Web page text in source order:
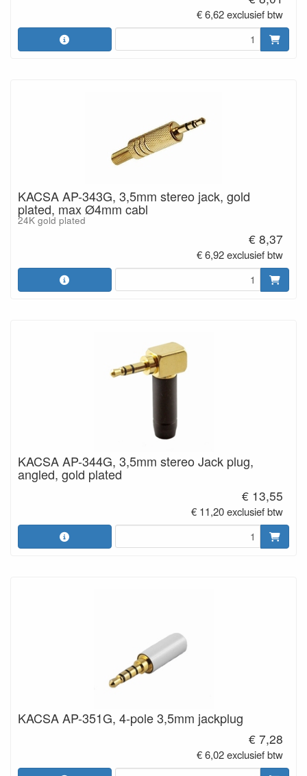
€ 6,62 exclusief btw
KACSA AP-343G, 3,5mm stereo jack, gold
plated, max Ø4mm cabl
24K gold plated
€ 8,37
€ 6,92 exclusief btw
KACSA AP-344G, 3,5mm stereo Jack plug,
angled, gold plated
€ 13,55
€ 11,20 exclusief btw
KACSA AP-351G, 4-pole 3,5mm jackplug
€ 7,28
€ 6,02 exclusief btw